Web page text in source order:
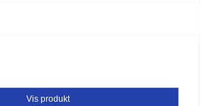
Vis produkt